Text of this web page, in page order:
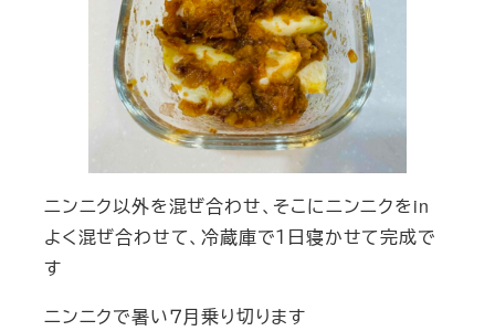
ニンニク以外を混ぜ合わせ、そこにニンニクをin
よく混ぜ合わせて、冷蔵庫で１日寝かせて完成で
す
ニンニクで暑い７月乗り切ります